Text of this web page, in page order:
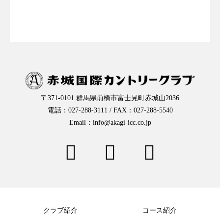
〒371-0101 群馬県前橋市富士見町赤城山2036
電話：027-288-3111 / FAX：027-288-5540
Email：info@akagi-icc.co.jp
クラブ紹介 コース紹介